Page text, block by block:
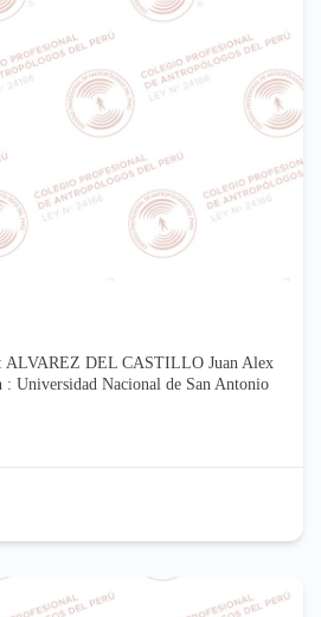
ALVAREZ DEL CASTILLO Juan Alex
: Universidad Nacional de San Antonio